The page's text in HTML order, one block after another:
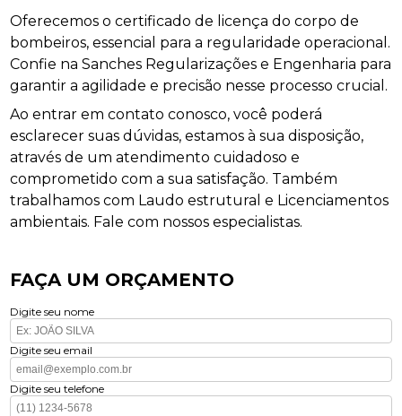
Oferecemos o certificado de licença do corpo de
bombeiros, essencial para a regularidade operacional.
Confie na Sanches Regularizações e Engenharia para
garantir a agilidade e precisão nesse processo crucial.
Ao entrar em contato conosco, você poderá
esclarecer suas dúvidas, estamos à sua disposição,
através de um atendimento cuidadoso e
comprometido com a sua satisfação. Também
trabalhamos com Laudo estrutural e Licenciamentos
ambientais. Fale com nossos especialistas.
FAÇA UM ORÇAMENTO
Digite seu nome
Digite seu email
Digite seu telefone